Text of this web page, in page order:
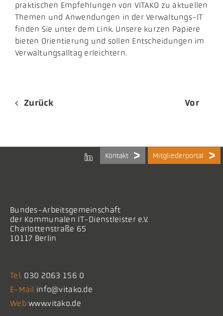
praktischen Empfehlungen von VITAKO zu aktuellen
Themen und Anwendungen in der Verwaltungs-IT
finden Sie unter dem Link. Unsere kurzen Papiere
bieten Orientierung und sollen Entscheidungen im
Verwaltungsalltag erleichtern.
Zurück Vor
Kontakt Mitgliederportal
Bundes-Arbeitsgemeinschaft
der Kommunalen IT-Dienstleister e.V.
Charlottenstraße 65
10117 Berlin
Tel. 030 2063 156 0
E-Mail info@vitako.de
Webwww.vitako.de